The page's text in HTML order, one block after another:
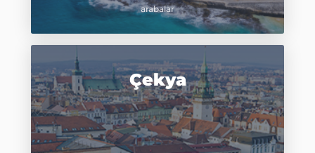
arabalar
Çekya